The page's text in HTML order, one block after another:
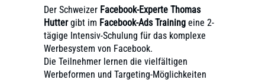
Der Schweizer Facebook-Experte Thomas
Huttergibt im Facebook-Ads Training eine 2-
tägige Intensiv-Schulung für das komplexe
Werbesystem von Facebook.
Die Teilnehmer lernen die vielfältigen
Werbeformen und Targeting-Möglichkeiten